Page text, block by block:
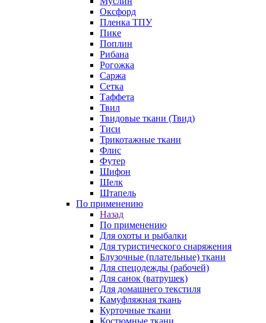
Оксфорд
Пленка ТПУ
Пике
Поплин
Рибана
Рогожка
Саржа
Сетка
Таффета
Твил
Твидовые ткани (Твид)
Тиси
Трикотажные ткани
Флис
Футер
Шифон
Шелк
Штапель
По применению
Назад
По применению
Для охоты и рыбалки
Для туристического снаряжения
Блузочные (плательные) ткани
Для спецодежды (рабочей)
Для санок (ватрушек)
Для домашнего текстиля
Камуфляжная ткань
Курточные ткани
Костюмные ткани